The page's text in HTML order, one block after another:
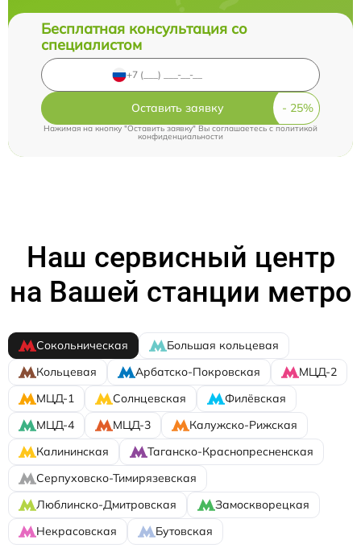
Бесплатная консультация со
специалистом
Оставить заявку
Нажимая на кнопку "Оставить заявку" Вы соглашаетесь cполитикой
конфиденциальности
Наш сервисный центр
на Вашей станции метро
Сокольническая
Большая кольцевая
Кольцевая
Арбатско-Покровская
МЦД-2
МЦД-1
Солнцевская
Филёвская
МЦД-4
МЦД-3
Калужско-Рижская
Калининская
Таганско-Краснопресненская
Серпуховско-Тимирязевская
Люблинско-Дмитровская
Замоскворецкая
Некрасовская
Бутовская